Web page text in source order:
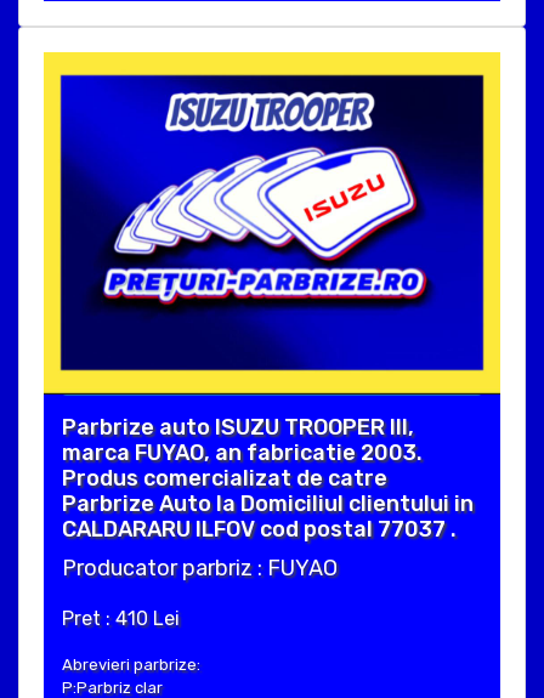
Parbrize auto ISUZU TROOPER III,
marca FUYAO, an fabricatie 2003.
Produs comercializat de catre
Parbrize Auto la Domiciliul clientului in
CALDARARU ILFOV cod postal 77037 .
Producator parbriz : FUYAO
Pret : 410 Lei
Abrevieri parbrize:
P:Parbriz clar